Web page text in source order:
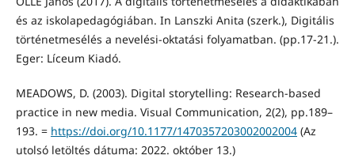
és az iskolapedagógiában. In Lanszki Anita (szerk.), Digitális
történetmesélés a nevelési-oktatási folyamatban. (pp.17-21.).
Eger: Líceum Kiadó.
MEADOWS, D. (2003). Digital storytelling: Research-based
practice in new media. Visual Communication, 2(2), pp.189–
193. = https://doi.org/10.1177/1470357203002002004(Az
utolsó letöltés dátuma: 2022. október 13.)